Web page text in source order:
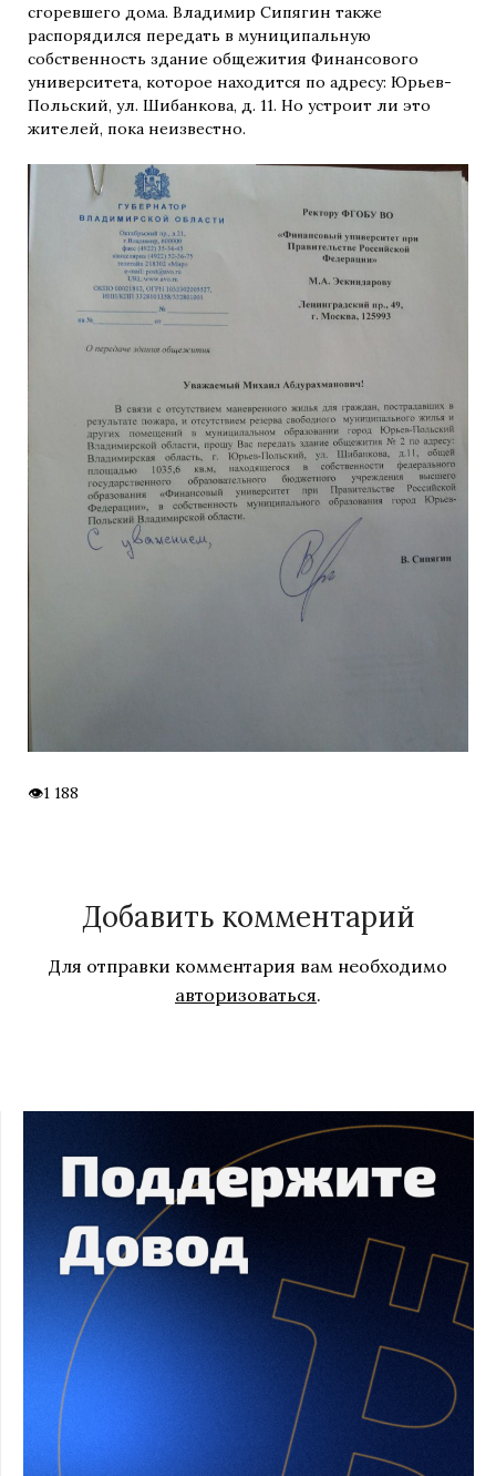
сгоревшего дома. Владимир Сипягин также
распорядился передать в муниципальную
собственность здание общежития Финансового
университета, которое находится по адресу: Юрьев-
Польский, ул. Шибанкова, д. 11. Но устроит ли это
жителей, пока неизвестно.
1 188
Добавить комментарий
Для отправки комментария вам необходимо
авторизоваться.